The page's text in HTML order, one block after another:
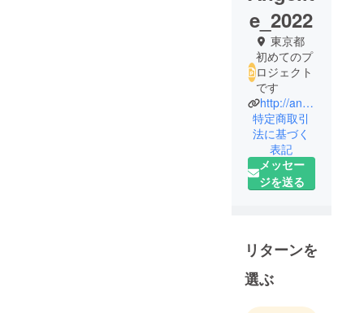
e_2022
東京都
初めてのプ
ロジェクト
です
http://angelite.jp/
特定商取引
法に基づく
表記
メッセー
ジを送る
リターンを
選ぶ